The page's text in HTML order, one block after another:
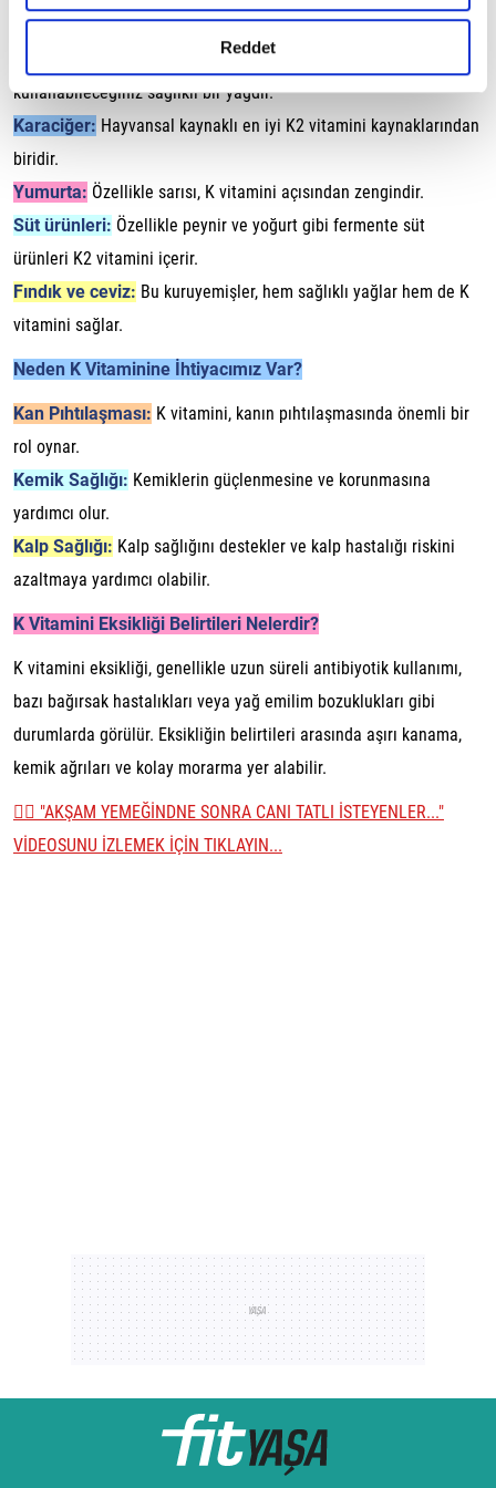
gerçekleştirilen veri işleme faaliyetleri ile ilgili daha
detaylı bilgi almak için lütfentıklayınız.
Reddet
ihtiyacınızı karşılar.
Salatalarınızda ve yemeklerinizde
kullanabileceğiniz sağlıklı bir yağdır.
Karaciğer: Hayvansal kaynaklı en iyi K2 vitamini kaynaklarından
biridir.
Yumurta: Özellikle sarısı, K vitamini açısından zengindir.
Süt ürünleri: Özellikle peynir ve yoğurt gibi fermente süt
ürünleri K2 vitamini içerir.
Fındık ve ceviz: Bu kuruyemişler, hem sağlıklı yağlar hem de K
vitamini sağlar.
Neden K Vitaminine İhtiyacımız Var?
Kan Pıhtılaşması: K vitamini, kanın pıhtılaşmasında önemli bir
rol oynar.
Kemik Sağlığı: Kemiklerin güçlenmesine ve korunmasına
yardımcı olur.
Kalp Sağlığı: Kalp sağlığını destekler ve kalp hastalığı riskini
azaltmaya yardımcı olabilir.
K Vitamini Eksikliği Belirtileri Nelerdir?
K vitamini eksikliği, genellikle uzun süreli antibiyotik kullanımı,
bazı bağırsak hastalıkları veya yağ emilim bozuklukları gibi
durumlarda görülür. Eksikliğin belirtileri arasında aşırı kanama,
kemik ağrıları ve kolay morarma yer alabilir.
👉🏼 "AKŞAM YEMEĞİNDNE SONRA CANI TATLI İSTEYENLER..."
VİDEOSUNU İZLEMEK İÇİN TIKLAYIN...